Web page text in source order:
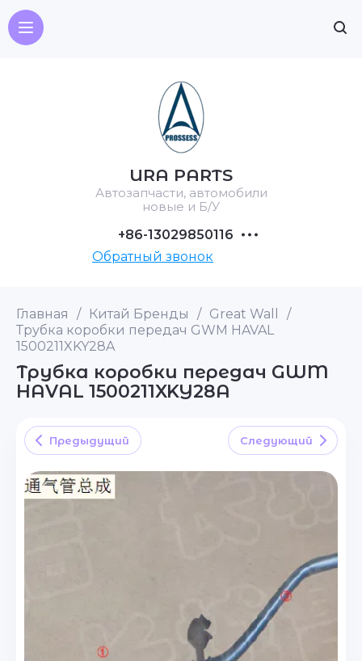
URA PARTS
Автозапчасти, автомобили
новые и Б/У
+86-13029850116
Обратный звонок
Главная / Китай Бренды / Great Wall
/
Трубка коробки передач GWM HAVAL
1500211XKY28A
Трубка коробки передач GWM
HAVAL 1500211XKY28A
Предыдущий Следующий